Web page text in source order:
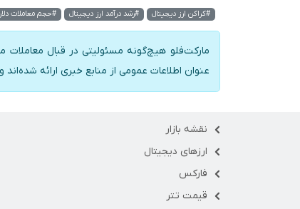
#کراکن ارز دیجیتال #رشد درآمد ارز دیجیتال #حجم معاملات
مارکت‌فلو هیچ‌گونه مسئولیتی در قبال معاملات
عنوان اطلاعات عمومی از منابع خبری ارائه
نقشه بازار
ارزهای دیجیتال
فارکس
قیمت تتر